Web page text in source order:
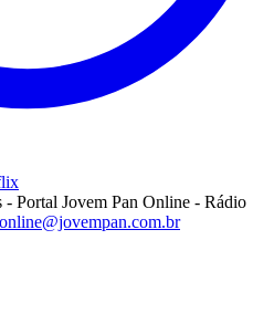
Portal Jovem Pan Online - Rádio